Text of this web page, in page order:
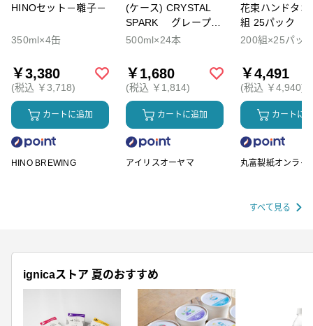
HINOセット－囃子－
350ml×4缶
￥3,380
(税込 ￥3,718)
カートに追加
HINO BREWING
(ケース) CRYSTAL
SPARK グレープソ
ーダ
500ml×24本
￥1,680
(税込 ￥1,814)
カートに追加
アイリスオーヤマ
花束ハンドタオ
組 25パック
200組×25パッ
￥4,491
(税込 ￥4,940)
カートに
丸富製紙オンライ
すべて見る
ignicaストア 夏のおすすめ